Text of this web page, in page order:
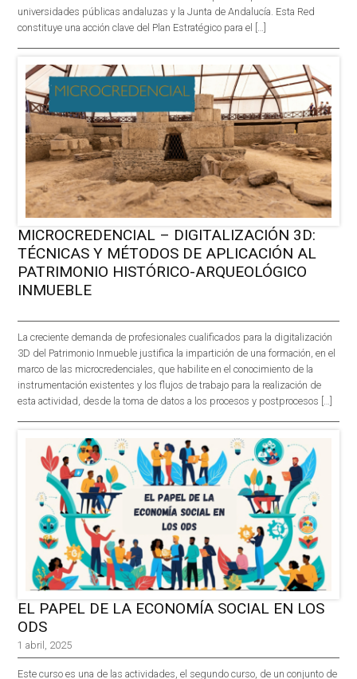
universidades públicas andaluzas y la Junta de Andalucía. Esta Red
constituye una acción clave del Plan Estratégico para el […]
MICROCREDENCIAL – DIGITALIZACIÓN 3D:
TÉCNICAS Y MÉTODOS DE APLICACIÓN AL
PATRIMONIO HISTÓRICO-ARQUEOLÓGICO
INMUEBLE
La creciente demanda de profesionales cualificados para la digitalización
3D del Patrimonio Inmueble justifica la impartición de una formación, en el
marco de las microcredenciales, que habilite en el conocimiento de la
instrumentación existentes y los flujos de trabajo para la realización de
esta actividad, desde la toma de datos a los procesos y postprocesos […]
EL PAPEL DE LA ECONOMÍA SOCIAL EN LOS
ODS
1 abril, 2025
Este curso es una de las actividades, el segundo curso, de un conjunto de